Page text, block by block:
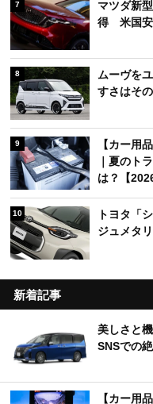
7
マツダ新
得 米国安
8
ムーヴを
すさはそ
9
【カー用
｜夏のト
は？【
10
トヨタ「
ジュメタ
新着記事
美しさと
SNSでの
【カー用